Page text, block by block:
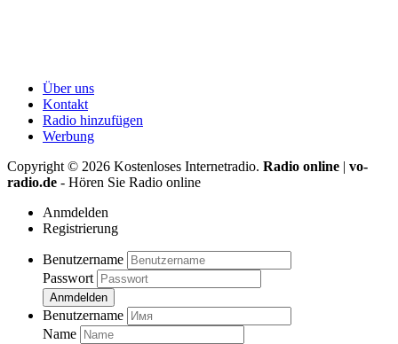
Über uns
Kontakt
Radio hinzufügen
Werbung
Copyright © 2026 Kostenloses Internetradio. Radio online | vo-
radio.de - Hören Sie Radio online
Anmdelden
Registrierung
Benutzername
Passwort
Anmdelden
Benutzername
Name